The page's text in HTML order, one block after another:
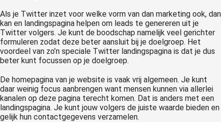
Als je Twitter inzet voor welke vorm van dan marketing ook, dan
kan en landingspagina helpen om leads te genereren uit je
Twitter volgers. Je kunt de boodschap namelijk veel gerichter
formuleren zodat deze beter aansluit bij je doelgroep. Het
voordeel van zo’n speciale Twitter landingspagina is dat je dus
beter kunt focussen op je doelgroep.
De homepagina van je website is vaak vrij algemeen. Je kunt
daar weinig focus aanbrengen want mensen kunnen via allerlei
kanalen op deze pagina terecht komen. Dat is anders met een
landingspagina. Je kunt jouw volgers de juiste waarde bieden en
gelijk hun contactgegevens verzamelen.